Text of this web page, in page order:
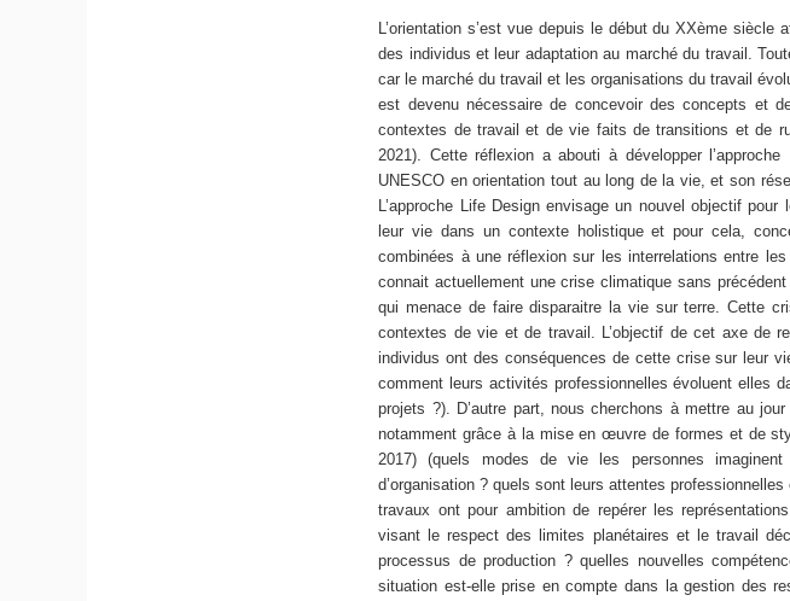
L’orientation s’est vue depuis le début du XXème siècle
des individus et leur adaptation au marché du travail.
car le marché du travail et les organisations du travail
est devenu nécessaire de concevoir des concepts et
contextes de travail et de vie faits de transitions et de
2021). Cette réflexion a abouti à développer
UNESCO en orientation tout au long de la vie, et son
L’approche Life Design envisage un nouvel objectif
leur vie dans un contexte holistique et pour cela,
combinées à une réflexion sur les interrelations entre
connait actuellement une crise climatique sans
qui menace de faire disparaitre la vie sur terre. Cette
contextes de vie et de travail. L’objectif de cet axe de
individus ont des conséquences de cette crise sur leur
comment leurs activités professionnelles évoluent elles
projets ?). D’autre part, nous cherchons à mettre au
notamment grâce à la mise en œuvre de formes et de
2017) (quels modes de vie les personnes
d’organisation ? quels sont leurs attentes
travaux ont pour ambition de repérer les
visant le respect des limites planétaires et le travail
processus de production ? quelles nouvelles
situation est-elle prise en compte dans la gestion des